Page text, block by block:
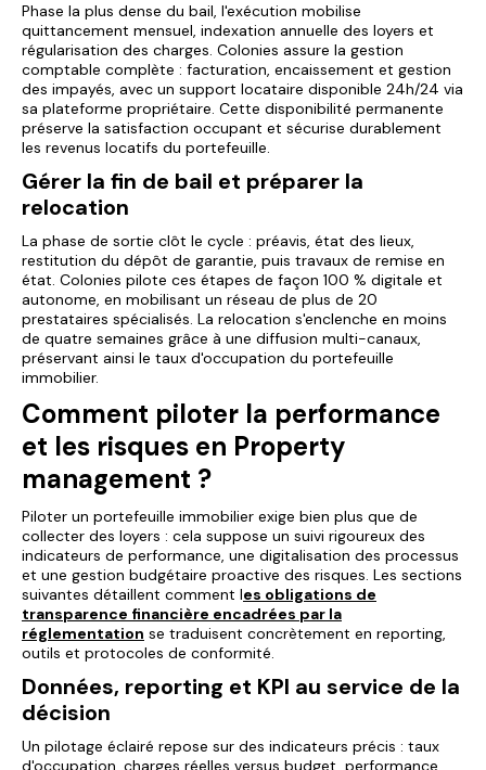
Phase la plus dense du bail, l'exécution mobilise
quittancement mensuel, indexation annuelle des loyers et
régularisation des charges. Colonies assure la gestion
comptable complète : facturation, encaissement et gestion
des impayés, avec un support locataire disponible 24h/24 via
sa plateforme propriétaire. Cette disponibilité permanente
préserve la satisfaction occupant et sécurise durablement
les revenus locatifs du portefeuille.
Gérer la fin de bail et préparer la
relocation
La phase de sortie clôt le cycle : préavis, état des lieux,
restitution du dépôt de garantie, puis travaux de remise en
état. Colonies pilote ces étapes de façon 100 % digitale et
autonome, en mobilisant un réseau de plus de 20
prestataires spécialisés. La relocation s'enclenche en moins
de quatre semaines grâce à une diffusion multi-canaux,
préservant ainsi le taux d'occupation du portefeuille
immobilier.
Comment piloter la performance
et les risques en Property
management ?
Piloter un portefeuille immobilier exige bien plus que de
collecter des loyers : cela suppose un suivi rigoureux des
indicateurs de performance, une digitalisation des processus
et une gestion budgétaire proactive des risques. Les sections
suivantes détaillent comment les obligations de
transparence financière encadrées par la
réglementation se traduisent concrètement en reporting,
outils et protocoles de conformité.
Données, reporting et KPI au service de la
décision
Un pilotage éclairé repose sur des indicateurs précis : taux
d'occupation, charges réelles versus budget, performance